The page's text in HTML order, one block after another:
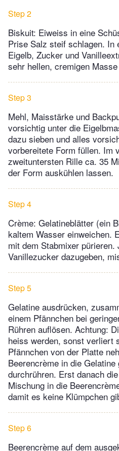
Step 2
Biskuit: Eiweiss in eine
Prise Salz steif schlagen. In
Eigelb, Zucker und
sehr hellen, cremigen
Step 3
Mehl, Maisstärke und
vorsichtig unter die
dazu sieben und alles
vorbereitete Form füllen. Im
zweituntersten Rille ca. 35
der Form auskühlen lassen.
Step 4
Crème: Gelatineblätter (ein
kaltem Wasser einweichen.
mit dem Stabmixer
Vanillezucker dazugeben,
Step 5
Gelatine ausdrücken,
einem Pfännchen bei
Rühren auflösen. Achtung:
heiss werden, sonst verliert
Pfännchen von der Platte
Beerencrème in die Gelatine
durchrühren. Erst danach
Mischung in die
damit es keine Klümpchen
Step 6
Beerencrème auf dem